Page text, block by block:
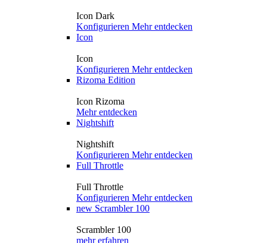
Icon Dark
Konfigurieren Mehr entdecken
Icon
Icon
Konfigurieren Mehr entdecken
Rizoma Edition
Icon Rizoma
Mehr entdecken
Nightshift
Nightshift
Konfigurieren Mehr entdecken
Full Throttle
Full Throttle
Konfigurieren Mehr entdecken
new Scrambler 100
Scrambler 100
mehr erfahren